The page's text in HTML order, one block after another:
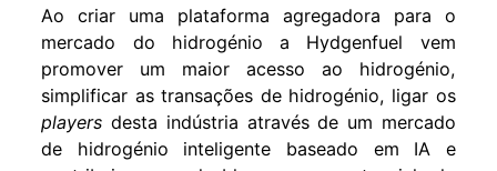
Ao criar uma plataforma agregadora para o
mercado do hidrogénio a Hydgenfuel vem
promover um maior acesso ao hidrogénio,
simplificar as transações de hidrogénio, ligar os
players desta indústria através de um mercado
de hidrogénio inteligente baseado em IA e